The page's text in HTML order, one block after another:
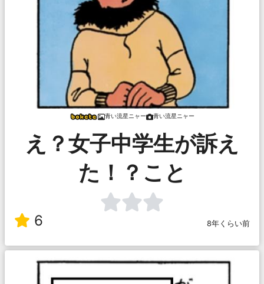
青い流星ニャー 青い流星ニャー
え？女子中学生が訴え
た！？こと
6 8年くらい前